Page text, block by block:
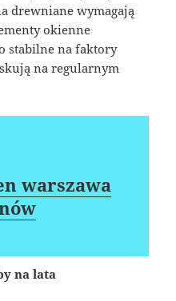
drewniane wymagają
okienne
stabilne na faktory
na regularnym
warszawa
na lata